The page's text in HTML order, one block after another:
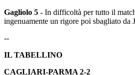
Gagliolo 5 - In difficoltà per tutto il
ingenuamente un rigore poi sbagliato da
--
IL TABELLINO
CAGLIARI-PARMA 2-2